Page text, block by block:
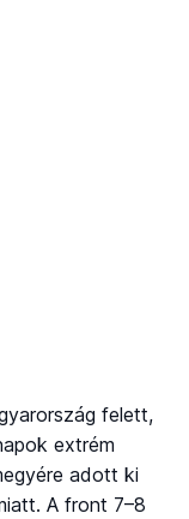
felett,
extrém
adott ki
A front 7–8